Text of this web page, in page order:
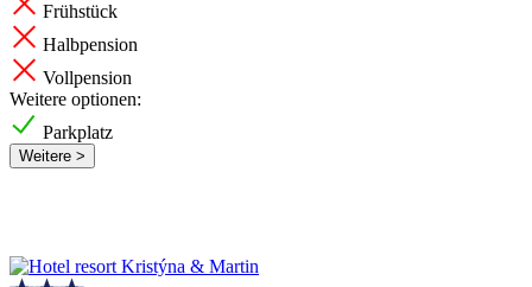
Frühstück
Halbpension
Vollpension
Weitere optionen:
Parkplatz
Weitere >